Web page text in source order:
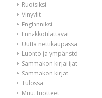
Ruotsiksi
Vinyylit
Englanniksi
Ennakkotilattavat
Uutta nettikaupassa
Luonto ja ympäristö
Sammakon kirjailijat
Sammakon kirjat
Tulossa
Muut tuotteet